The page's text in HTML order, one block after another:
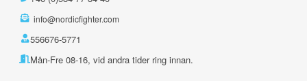
info@nordicfighter.com
556676-5771
Mån-Fre 08-16, vid andra tider ring innan.